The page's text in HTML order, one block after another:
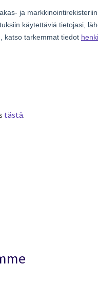
tästä.
on Email
article on Print